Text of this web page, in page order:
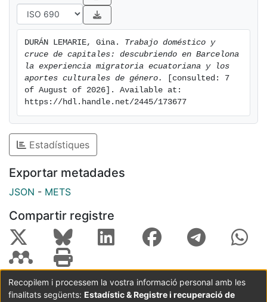
DURÁN LEMARIE, Gina. Trabajo doméstico y
cruce de capitales: descubriendo en Barcelona
la experiencia migratoria ecuatoriana y los
aportes culturales de género.
[consulted: 7
of August of 2026]. Available at:
https://hdl.handle.net/2445/173677
Estadístiques
Exportar metadades
JSON - METS
Compartir registre
Coordinació:CRAI UB Avís legal
Metadades
Recopilem i processem la vostra informació personal amb les
finalitats següents: Estadístic & Registre i recuperació de